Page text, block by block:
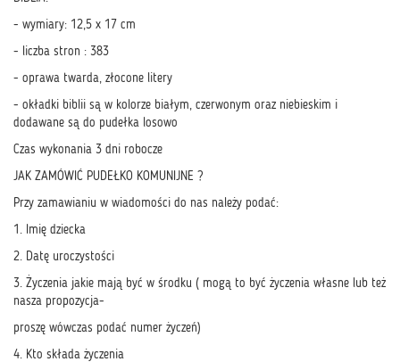
- wymiary: 12,5 x 17 cm
- liczba stron : 383
- oprawa twarda, złocone litery
- okładki biblii są w kolorze białym, czerwonym oraz niebieskim i
dodawane są do pudełka losowo
Czas wykonania 3 dni robocze
JAK ZAMÓWIĆ PUDEŁKO KOMUNIJNE ?
Przy zamawianiu w wiadomości do nas należy podać:
1. Imię dziecka
2. Datę uroczystości
3. Życzenia jakie mają być w środku ( mogą to być życzenia własne lub też
nasza propozycja-
proszę wówczas podać numer życzeń)
4. Kto składa życzenia